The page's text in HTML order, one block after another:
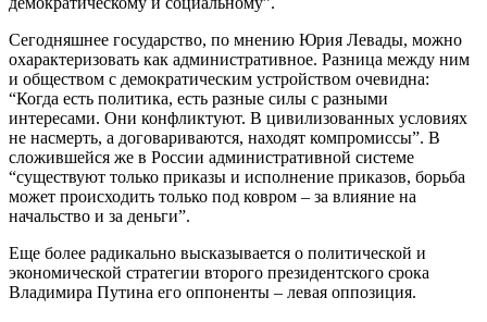
Сегодняшнее государство, по мнению Юрия Левады, можно
охарактеризовать как административное. Разница между ним
и обществом с демократическим устройством очевидна:
“Когда есть политика, есть разные силы с разными
интересами. Они конфликтуют. В цивилизованных условиях
не насмерть, а договариваются, находят компромиссы”. В
сложившейся же в России административной системе
“существуют только приказы и исполнение приказов, борьба
может происходить только под ковром – за влияние на
начальство и за деньги”.
Еще более радикально высказывается о политической и
экономической стратегии второго президентского срока
Владимира Путина его оппоненты – левая оппозиция.